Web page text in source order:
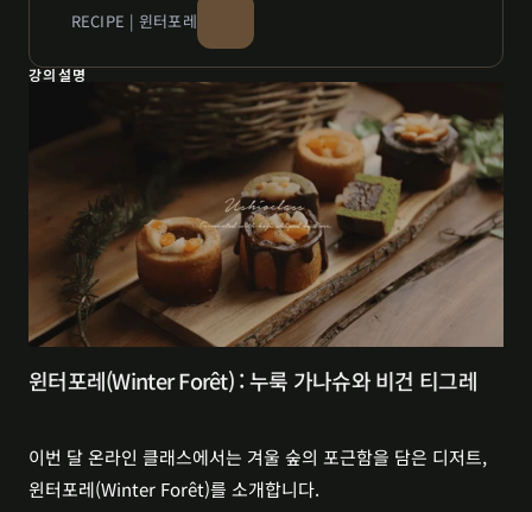
RECIPE | 윈터포레
강의설명
윈터포레(Winter Forêt) : 누룩 가나슈와 비건 티그레
이번 달 온라인 클래스에서는 겨울 숲의 포근함을 담은 디저트,
윈터포레(Winter Forêt)를 소개합니다.